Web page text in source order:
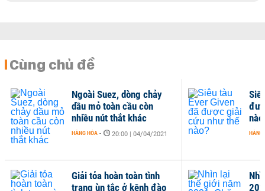
Cùng chủ đề
Ngoài Suez, dòng chảy
dầu mỏ toàn cầu còn
nhiều nút thắt khác
HÀNG HÓA - 20:00 | 04/04/2021
Giải tỏa hoàn toàn tình
trạng ùn tắc ở kênh đào
HÀNG